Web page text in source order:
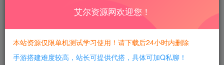
53
每日活跃最高可获得600积分！所有资源可以使用
积分免费兑换！
艾尔资源网欢迎您！
本站资源仅限单机测试学习使用！请下载后24小时内删除
手游搭建难度较高，站长可提供代搭，具体可加Q私聊！